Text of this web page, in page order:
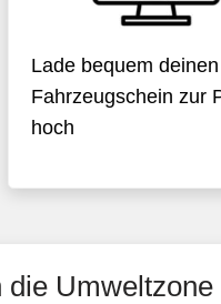
Lade bequem deinen
Fahrzeugschein zur
hoch